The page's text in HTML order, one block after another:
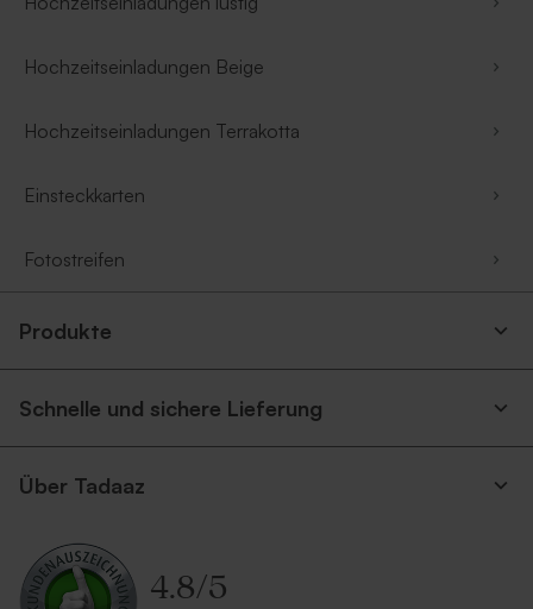
Hochzeitseinladungen Beige
Hochzeitseinladungen Terrakotta
Einsteckkarten
Fotostreifen
Produkte
Schnelle und sichere Lieferung
Über Tadaaz
4.8/5